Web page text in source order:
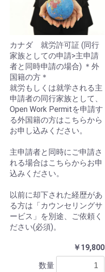
カナダ 就労許可証 (同行
家族としての申請>主申請
者と同時申請の場合) ＊外
国籍の方＊
就労もしくは就学される主
申請者の同行家族として、
Open Work Permitを申請す
る外国籍の方はこちらから
お申し込みください。
主申請者と同時にご申請さ
れる場合はこちらからお申
込みください。
以前に却下された経歴があ
る方は「カウンセリングサ
ービス」を別途、ご依頼く
ださい(必須)。
￥19,800
数量